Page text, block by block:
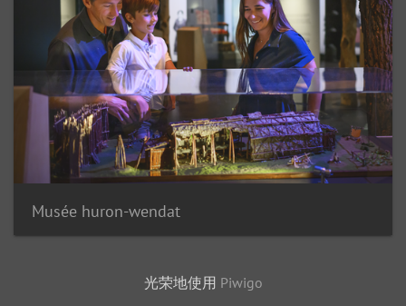
Musée huron-wendat
光荣地使用 Piwigo